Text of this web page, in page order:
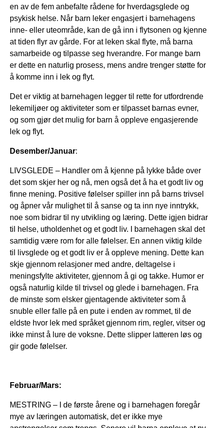
en av de fem anbefalte rådene for hverdagsglede og
psykisk helse. Når barn leker engasjert i barnehagens
inne- eller uteområde, kan de gå inn i flytsonen og kjenne
at tiden flyr av gårde. For at leken skal flyte, må barna
samarbeide og tilpasse seg hverandre. For mange barn
er dette en naturlig prosess, mens andre trenger støtte for
å komme inn i lek og flyt.
Det er viktig at barnehagen legger til rette for utfordrende
lekemiljøer og aktiviteter som er tilpasset barnas evner,
og som gjør det mulig for barn å oppleve engasjerende
lek og flyt.
Desember/Januar:
LIVSGLEDE – Handler om å kjenne på lykke både over
det som skjer her og nå, men også det å ha et godt liv og
finne mening. Positive følelser spiller inn på barns trivsel
og åpner vår mulighet til å sanse og ta inn nye inntrykk,
noe som bidrar til ny utvikling og læring. Dette igjen bidrar
til helse, utholdenhet og et godt liv. I barnehagen skal det
samtidig være rom for alle følelser. En annen viktig kilde
til livsglede og et godt liv er å oppleve mening. Dette kan
skje gjennom relasjoner med andre, deltagelse i
meningsfylte aktiviteter, gjennom å gi og takke. Humor er
også naturlig kilde til trivsel og glede i barnehagen. Fra
de minste som elsker gjentagende aktiviteter som å
snuble eller falle på en pute i enden av rommet, til de
eldste hvor lek med språket gjennom rim, regler, vitser og
ikke minst å lure de voksne. Dette slipper latteren løs og
gir gode følelser.
Februar/Mars:
MESTRING – I de første årene og i barnehagen foregår
mye av læringen automatisk, det er ikke mye